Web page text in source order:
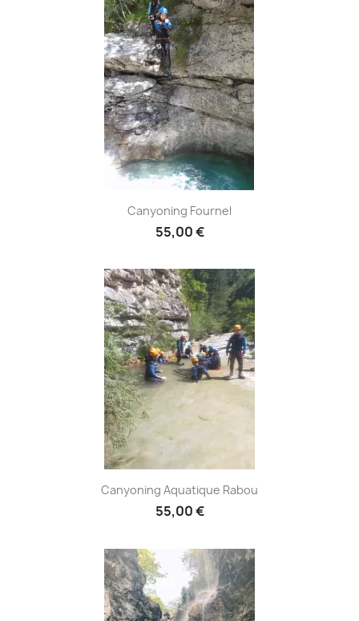
Canyoning Fournel
55,00 €
Canyoning Aquatique Rabou
55,00 €